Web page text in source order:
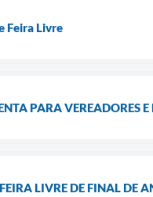
Feira Livre
PARA
LIVRE DE FINAL DE